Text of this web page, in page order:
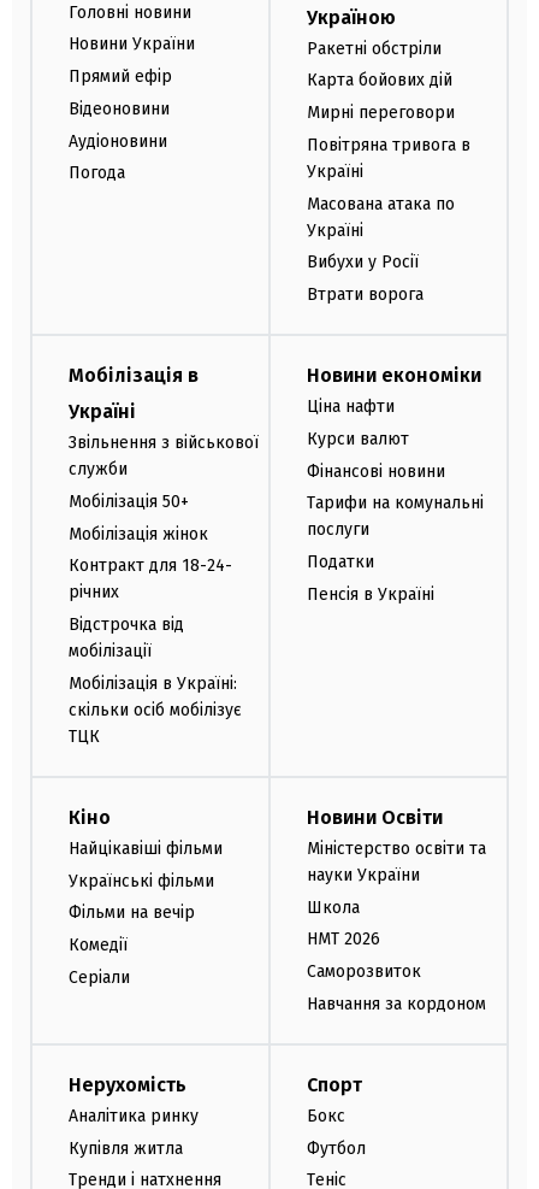
Головні новини
Новини України
Прямий ефір
Відеоновини
Аудіоновини
Погода
Україною
Ракетні обстріли
Карта бойових дій
Мирні переговори
Повітряна тривога в
Україні
Масована атака по
Україні
Вибухи у Росії
Втрати ворога
Мобілізація в
Україні
Звільнення з військової
служби
Мобілізація 50+
Мобілізація жінок
Контракт для 18-24-
річних
Відстрочка від
мобілізації
Мобілізація в Україні:
скільки осіб мобілізує
ТЦК
Новини економіки
Ціна нафти
Курси валют
Фінансові новини
Тарифи на комунальні
послуги
Податки
Пенсія в Україні
Кіно
Найцікавіші фільми
Українські фільми
Фільми на вечір
Комедії
Серіали
Новини Освіти
Міністерство освіти та
науки України
Школа
НМТ 2026
Саморозвиток
Навчання за кордоном
Нерухомість
Аналітика ринку
Купівля житла
Тренди і натхнення
Спорт
Бокс
Футбол
Теніс